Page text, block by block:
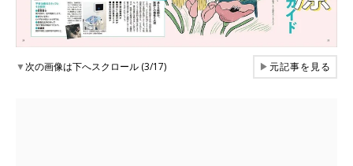
▼次の画像は下へスクロール (3/17) ▶元記事を見る